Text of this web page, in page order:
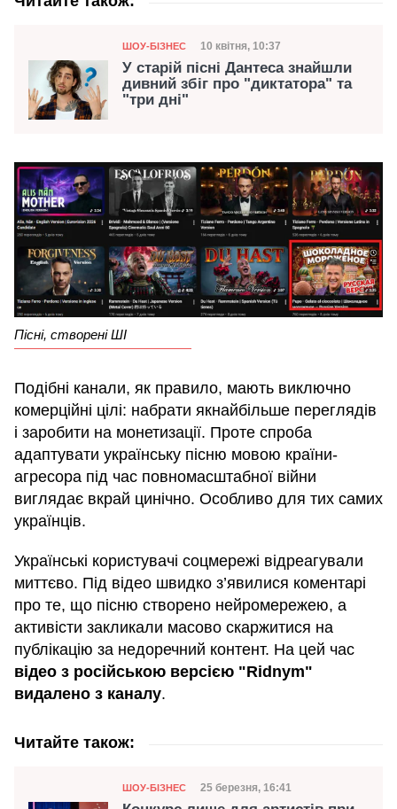
Категорія
ШОУ-БІЗНЕС Дата публікації
10 квітня, 10:37
У старій пісні Дантеса знайшли
дивний збіг про "диктатора" та
"три дні"
Пісні, створені ШІ
Подібні канали, як правило, мають виключно
комерційні цілі: набрати якнайбільше переглядів
і заробити на монетизації. Проте спроба
адаптувати українську пісню мовою країни-
агресора під час повномасштабної війни
виглядає вкрай цинічно. Особливо для тих самих
українців.
Українські користувачі соцмережі відреагували
миттєво. Під відео швидко з’явилися коментарі
про те, що пісню створено нейромережею, а
активісти закликали масово скаржитися на
публікацію за недоречний контент. На цей час
відео з російською версією "Ridnym"
видалено з каналу.
Читайте також:
Категорія
ШОУ-БІЗНЕС Дата публікації
25 березня, 16:41